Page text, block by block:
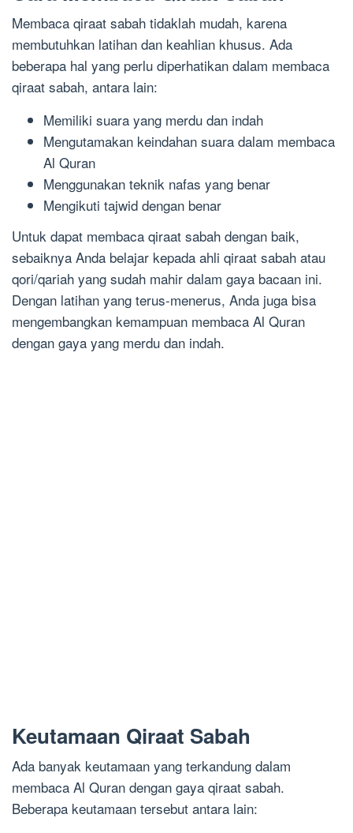
Membaca qiraat sabah tidaklah mudah, karena
membutuhkan latihan dan keahlian khusus. Ada
beberapa hal yang perlu diperhatikan dalam membaca
qiraat sabah, antara lain:
Memiliki suara yang merdu dan indah
Mengutamakan keindahan suara dalam membaca
Al Quran
Menggunakan teknik nafas yang benar
Mengikuti tajwid dengan benar
Untuk dapat membaca qiraat sabah dengan baik,
sebaiknya Anda belajar kepada ahli qiraat sabah atau
qori/qariah yang sudah mahir dalam gaya bacaan ini.
Dengan latihan yang terus-menerus, Anda juga bisa
mengembangkan kemampuan membaca Al Quran
dengan gaya yang merdu dan indah.
Keutamaan Qiraat Sabah
Ada banyak keutamaan yang terkandung dalam
membaca Al Quran dengan gaya qiraat sabah.
Beberapa keutamaan tersebut antara lain: